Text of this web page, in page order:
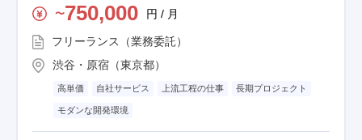
〜750,000 円 / 月
フリーランス（業務委託）
渋谷・原宿（東京都）
高単価 自社サービス 上流工程の仕事 長期プロジェクト
モダンな開発環境